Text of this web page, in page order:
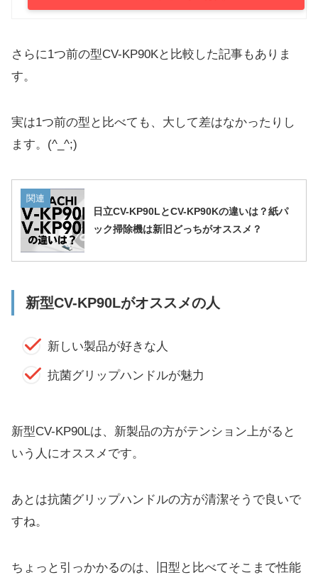
さらに1つ前の型CV-KP90Kと比較した記事もありま
す。
実は1つ前の型と比べても、大して差はなかったりし
ます。(^_^;)
関連
日立CV-KP90LとCV-KP90Kの違いは？紙パ
ック掃除機は新旧どっちがオススメ？
新型CV-KP90Lがオススメの人
新しい製品が好きな人
抗菌グリップハンドルが魅力
新型CV-KP90Lは、新製品の方がテンション上がると
いう人にオススメです。
あとは抗菌グリップハンドルの方が清潔そうで良いで
すね。
ちょっと引っかかるのは、旧型と比べてそこまで性能